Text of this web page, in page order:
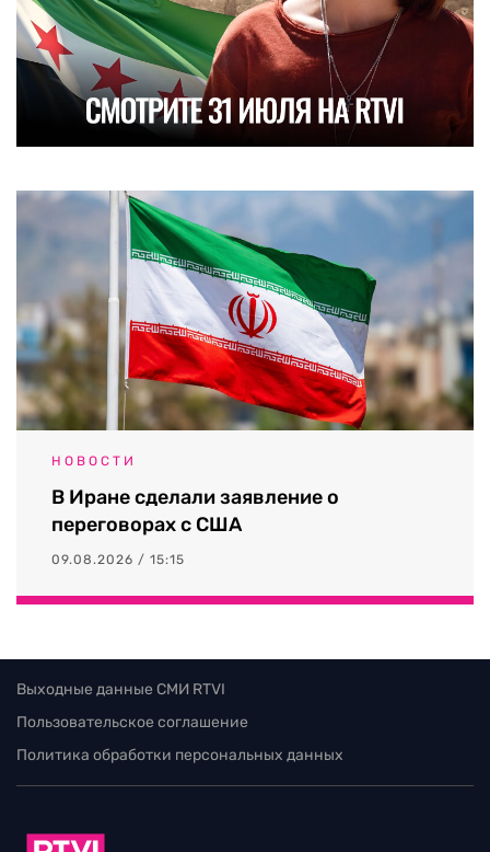
НОВОСТИ
В Иране сделали заявление о
переговорах с США
09.08.2026 / 15:15
Выходные данные СМИ RTVI
Пользовательское соглашение
Политика обработки персональных данных